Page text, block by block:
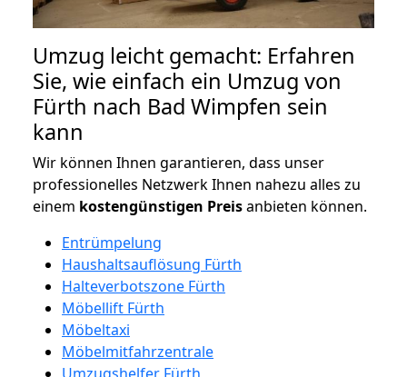
Umzug leicht gemacht: Erfahren
Sie, wie einfach ein Umzug von
Fürth nach Bad Wimpfen sein
kann
Wir können Ihnen garantieren, dass unser
professionelles Netzwerk Ihnen nahezu alles zu
einem kostengünstigen Preisanbieten können.
Entrümpelung
Haushaltsauflösung Fürth
Halteverbotszone Fürth
Möbellift Fürth
Möbeltaxi
Möbelmitfahrzentrale
Umzugshelfer Fürth